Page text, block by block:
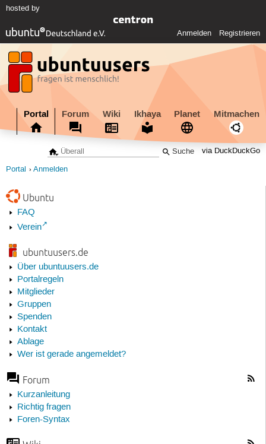
hosted by
Anmelden Registrieren
Portal Forum Wiki Ikhaya Planet Mitmachen
via DuckDuckGo
Portal Anmelden
Ubuntu
FAQ
Verein
ubuntuusers.de
Über ubuntuusers.de
Portalregeln
Mitglieder
Gruppen
Spenden
Kontakt
Ablage
Wer ist gerade angemeldet?
Forum
Kurzanleitung
Richtig fragen
Foren-Syntax